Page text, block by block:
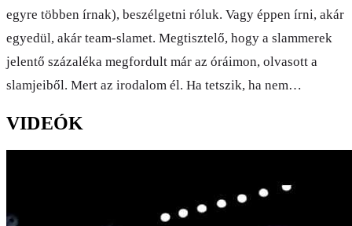
egyre többen írnak), beszélgetni róluk. Vagy éppen írni, akár
egyedül, akár team-slamet. Megtisztelő, hogy a slammerek
jelentő százaléka megfordult már az óráimon, olvasott a
slamjeiből. Mert az irodalom él. Ha tetszik, ha nem…
VIDEÓK